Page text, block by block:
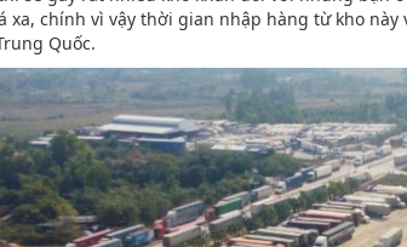
xa, chính vì vậy thời gian nhập hàng từ kho
Quốc.